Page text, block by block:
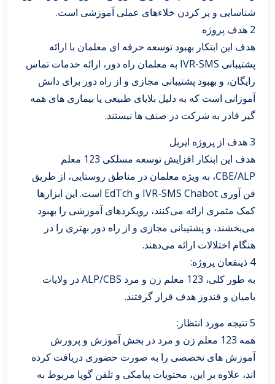
شناسایی و پر کردن خلاءهای عملی آموزشی است.
2 هدف پروژه
هدف این ابتکار بهبود توسعه حرفه ای معلمان با ارائه
پشتیبانی IVR-SMS به معلمان راه دور، ارائه خدمات تماس
رایگان، و بهبود پشتیبانی مجازی و از راه دور برای دانش
آموزانی است که به دلیل بلایای طبیعی یا بیماری های همه
گیر قادر به شرکت در صنف ها نیستند.
3 هدف از پروژه ایربل
هدف این ابتکار افزایش توسعه مسلکی 123 معلم
CBE/ALP، به ویژه معلمان در مناطق روستایی، از طریق
فن آوری IVR-SMS Chabot و EdTch است. این ابزارها
کمک مثمری ارائه می‌کنند، رویکردهای آموزشی را بهبود
می‌بخشند، و پشتیبانی مجازی و از راه دور بهتری را در
هنگام اختلالات ارائه می‌دهند.
4 ذینفعان پروژه:
به طور کلی، 123 معلم زن و مرد ALP/CBS در ولایات
بامیان و قندوز هدف قرار گرفتند.
5 نتیجه مورد انتظار:
همه 123 معلم زن و مرد در بخش آموزش و پرورش
آموزش های تخصصی را به صورت حضوری دریافت کرده
اند، علاوه بر این، محتویات پیامکی و تلفن گویا مربوط به